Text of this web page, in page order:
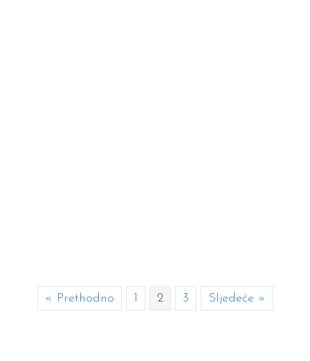
« Prethodno 1 2 3 Sljedeće »